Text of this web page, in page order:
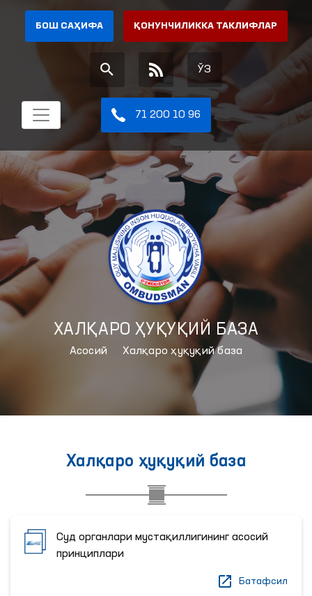
БОШ САҲИФА ҚОНУНЧИЛИККА ТАКЛИФЛАР
ЎЗ
71 200 10 96
ХАЛҚАРО ҲУҚУҚИЙ БАЗА
Aсосий Халқаро ҳуқуқий база
Халқаро ҳуқуқий база
Суд органлари мустақиллигининг асосий
принциплари
Батафсил